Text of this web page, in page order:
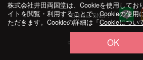
Official SNS：
© 井田両国堂 Co.,Ltd.All Rights
株式会社井田両国堂は、Cookieを使用してお
イトを閲覧・利用することで、Cookieの使用
ただきます。Cookieの詳細は「Cookieについ
OK